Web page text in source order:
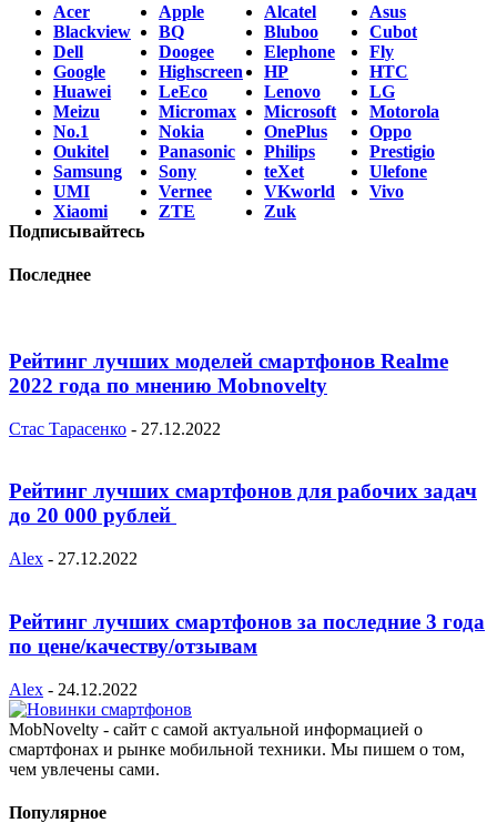
Acer Apple Alcatel
Asus
Blackview
BQ Bluboo
Cubot
Dell
Doogee Elephone
Fly
Google
Highscreen HP
HTC
Huawei
LeEco Lenovo
LG
Meizu
Micromax Microsoft
Motorola
No.1
Nokia OnePlus
Oppo
Oukitel
Panasonic Philips
Prestigio
Samsung
Sony teXet
Ulefone
UMI
Vernee VKworld
Vivo
Xiaomi
ZTE
Zuk
Подписывайтесь
Последнее
Рейтинг лучших моделей смартфонов Realme
2022 года по мнению Mobnovelty
Стас Тарасенко - 27.12.2022
Рейтинг лучших смартфонов для рабочих задач
до 20 000 рублей
Alex - 27.12.2022
Рейтинг лучших смартфонов за последние 3 года
по цене/качеству/отзывам
Alex - 24.12.2022
MobNovelty - сайт с самой актуальной информацией о
смартфонах и рынке мобильной техники. Мы пишем о том,
чем увлечены сами.
Популярное